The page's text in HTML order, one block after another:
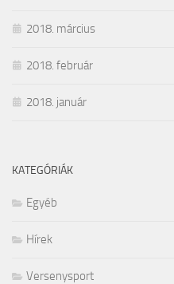
2018. március
2018. február
2018. január
KATEGÓRIÁK
Egyéb
Hírek
Versenysport